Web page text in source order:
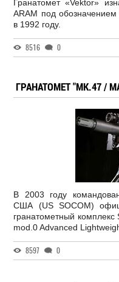
Гранатомет «Vektor»
ARAM под
в 1992 году.
8516 0
ГРАНАТОМЕТ "MK.47 /
В 2003 году
США (US SOCOM)
гранатометный
mod.0 Advanced
8597 0